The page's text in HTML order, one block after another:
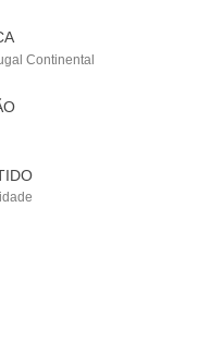
Continental